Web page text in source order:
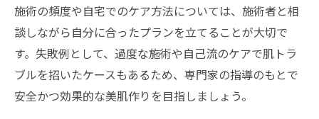
施術の頻度や自宅でのケア方法については、施術者と相
談しながら自分に合ったプランを立てることが大切で
す。失敗例として、過度な施術や自己流のケアで肌トラ
ブルを招いたケースもあるため、専門家の指導のもとで
安全かつ効果的な美肌作りを目指しましょう。